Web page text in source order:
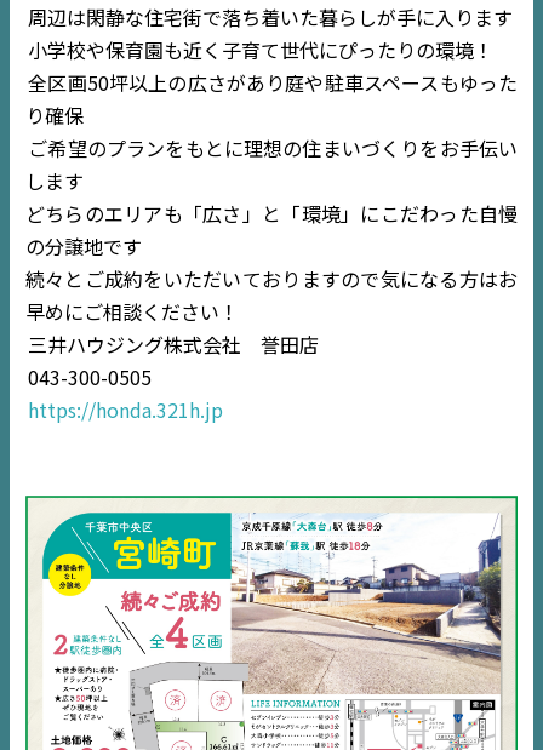
住宅情報誌ミッケル
市原エリア
千葉エリア
内房エリア
デジタルサイネージ
周辺は閑静な住宅街で落ち着いた暮らしが手に入ります
小学校や保育園も近く子育て世代にぴったりの環境！
全区画50坪以上の広さがあり庭や駐車スペースもゆった
り確保
ご希望のプランをもとに理想の住まいづくりをお手伝い
します
どちらのエリアも「広さ」と「環境」にこだわった自慢
の分譲地です
続々とご成約をいただいておりますので気になる方はお
早めにご相談ください！
三井ハウジング株式会社 誉田店
043-300-0505
https://honda.321h.jp